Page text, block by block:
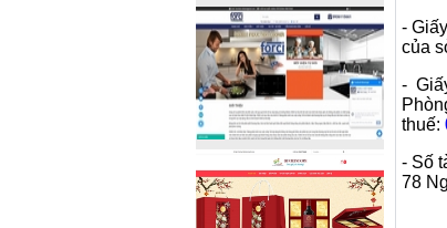
-
của
-
thuế:
- Số
78